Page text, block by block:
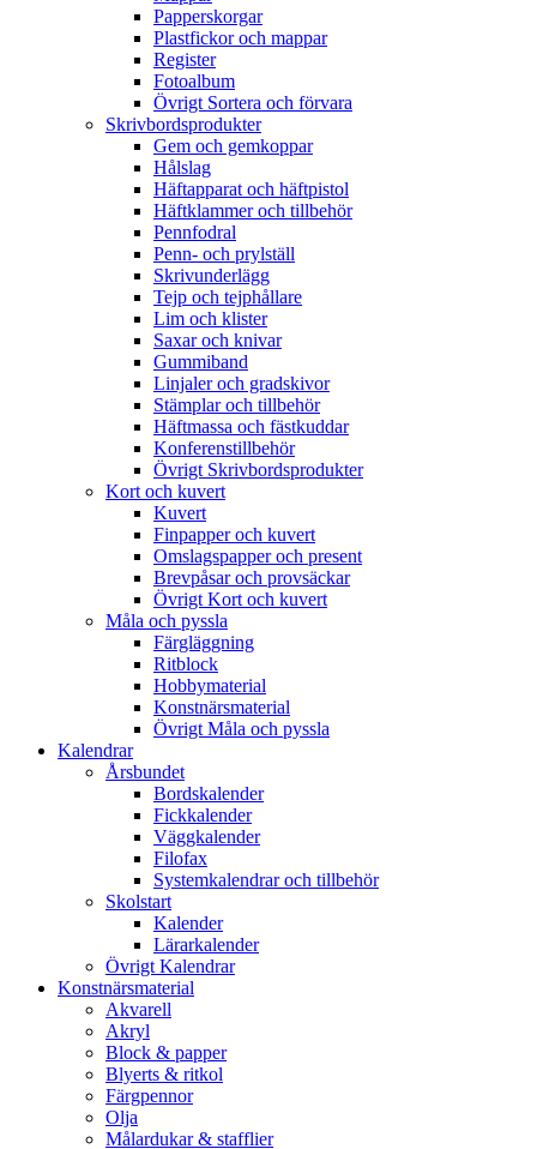
Papperskorgar
Plastfickor och mappar
Register
Fotoalbum
Övrigt Sortera och förvara
Skrivbordsprodukter
Gem och gemkoppar
Hålslag
Häftapparat och häftpistol
Häftklammer och tillbehör
Pennfodral
Penn- och prylställ
Skrivunderlägg
Tejp och tejphållare
Lim och klister
Saxar och knivar
Gummiband
Linjaler och gradskivor
Stämplar och tillbehör
Häftmassa och fästkuddar
Konferenstillbehör
Övrigt Skrivbordsprodukter
Kort och kuvert
Kuvert
Finpapper och kuvert
Omslagspapper och present
Brevpåsar och provsäckar
Övrigt Kort och kuvert
Måla och pyssla
Färgläggning
Ritblock
Hobbymaterial
Konstnärsmaterial
Övrigt Måla och pyssla
Kalendrar
Årsbundet
Bordskalender
Fickkalender
Väggkalender
Filofax
Systemkalendrar och tillbehör
Skolstart
Kalender
Lärarkalender
Övrigt Kalendrar
Konstnärsmaterial
Akvarell
Akryl
Block & papper
Blyerts & ritkol
Färgpennor
Olja
Målardukar & stafflier